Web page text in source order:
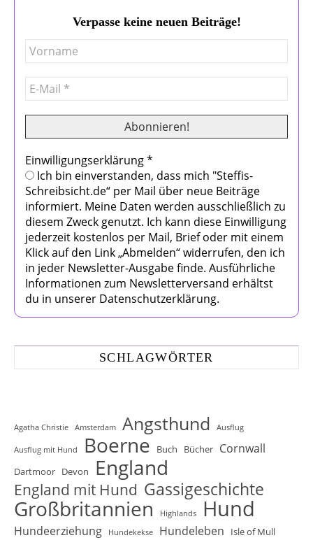
Verpasse keine neuen Beiträge!
Einwilligungserklärung*
Ich bin einverstanden, dass mich "Steffis-
Schreibsicht.de“ per Mail über neue Beiträge
informiert. Meine Daten werden ausschließlich zu
diesem Zweck genutzt. Ich kann diese Einwilligung
jederzeit kostenlos per Mail, Brief oder mit einem
Klick auf den Link „Abmelden“ widerrufen, den ich
in jeder Newsletter-Ausgabe finde. Ausführliche
Informationen zum Newsletterversand erhältst
du in unserer Datenschutzerklärung.
SCHLAGWÖRTER
Agatha Christie Amsterdam Angsthund Ausflug
Ausflug mit Hund Boerne Buch Bücher Cornwall
Dartmoor Devon England
England mit Hund Gassigeschichte
Großbritannien Highlands Hund
Hundeerziehung Hundekekse Hundeleben Isle of Mull